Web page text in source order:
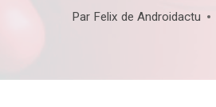
Par Felix de Androidactu